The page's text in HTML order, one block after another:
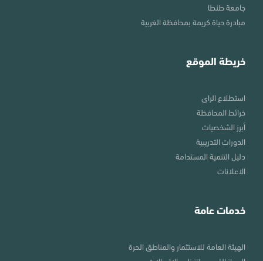
جامعة طنطا
مبادرة حياة كريمة بمحافظة الغربية
خريطة الموقع
استطلاع الراى
خرائط المحافظة
أبرز الشخصيات
الدورات التدريبية
دليل التنمية المستدامة
الاعلانات
خدمات عامة
الهيئة العامة للاستثمار والمناطق الحرة